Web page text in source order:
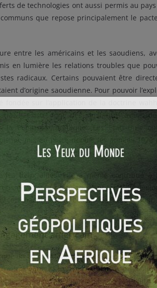
de technologies ont aussi permis au
que repose principalement le
entre les américains et les saoudiens,
en lumière les relations troubles que
radicaux. Certains pouvaient être
d’origine saoudienne. Pour pouvoir
sur l’application de la doctrine
Il existe donc des similarités avec
Péninsule Arabique. Les Etats-Unis
mis en place depuis les années 1970
deux alliés. Elle a même contribué à
tant sur le plan sécuritaire
chacun ayant besoin de l’autre pour
américain
un tournant dans la politique extérieure
irakienne et ses conséquences
de s’impliquer politiquement et